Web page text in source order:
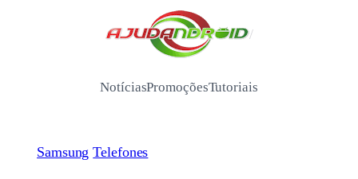
/
NotíciasPromoçõesTutoriais
Samsung Telefones